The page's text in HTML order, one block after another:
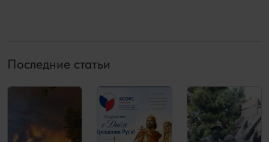
Последние статьи